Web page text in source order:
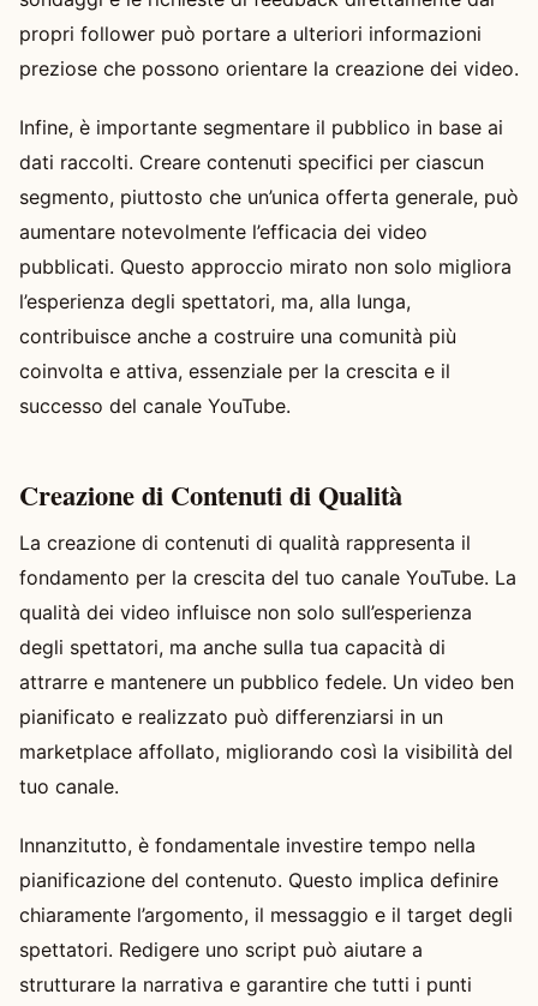
propri follower può portare a ulteriori informazioni
preziose che possono orientare la creazione dei video.
Infine, è importante segmentare il pubblico in base ai
dati raccolti. Creare contenuti specifici per ciascun
segmento, piuttosto che un’unica offerta generale, può
aumentare notevolmente l’efficacia dei video
pubblicati. Questo approccio mirato non solo migliora
l’esperienza degli spettatori, ma, alla lunga,
contribuisce anche a costruire una comunità più
coinvolta e attiva, essenziale per la crescita e il
successo del canale YouTube.
Creazione di Contenuti di Qualità
La creazione di contenuti di qualità rappresenta il
fondamento per la crescita del tuo canale YouTube. La
qualità dei video influisce non solo sull’esperienza
degli spettatori, ma anche sulla tua capacità di
attrarre e mantenere un pubblico fedele. Un video ben
pianificato e realizzato può differenziarsi in un
marketplace affollato, migliorando così la visibilità del
tuo canale.
Innanzitutto, è fondamentale investire tempo nella
pianificazione del contenuto. Questo implica definire
chiaramente l’argomento, il messaggio e il target degli
spettatori. Redigere uno script può aiutare a
strutturare la narrativa e garantire che tutti i punti